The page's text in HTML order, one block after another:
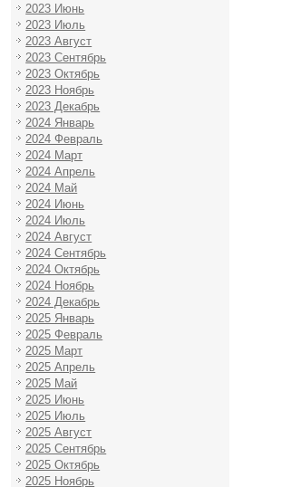
2023 Июнь
2023 Июль
2023 Август
2023 Сентябрь
2023 Октябрь
2023 Ноябрь
2023 Декабрь
2024 Январь
2024 Февраль
2024 Март
2024 Апрель
2024 Май
2024 Июнь
2024 Июль
2024 Август
2024 Сентябрь
2024 Октябрь
2024 Ноябрь
2024 Декабрь
2025 Январь
2025 Февраль
2025 Март
2025 Апрель
2025 Май
2025 Июнь
2025 Июль
2025 Август
2025 Сентябрь
2025 Октябрь
2025 Ноябрь